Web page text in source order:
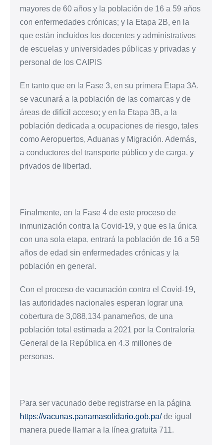
mayores de 60 años y la población de 16 a 59 años
con enfermedades crónicas; y la Etapa 2B, en la
que están incluidos los docentes y administrativos
de escuelas y universidades públicas y privadas y
personal de los CAIPIS
En tanto que en la Fase 3, en su primera Etapa 3A,
se vacunará a la población de las comarcas y de
áreas de difícil acceso; y en la Etapa 3B, a la
población dedicada a ocupaciones de riesgo, tales
como Aeropuertos, Aduanas y Migración. Además,
a conductores del transporte público y de carga, y
privados de libertad.
Finalmente, en la Fase 4 de este proceso de
inmunización contra la Covid-19, y que es la única
con una sola etapa, entrará la población de 16 a 59
años de edad sin enfermedades crónicas y la
población en general.
Con el proceso de vacunación contra el Covid-19,
las autoridades nacionales esperan lograr una
cobertura de 3,088,134 panameños, de una
población total estimada a 2021 por la Contraloría
General de la República en 4.3 millones de
personas.
Para ser vacunado debe registrarse en la página
https://vacunas.panamasolidario.gob.pa/de igual
manera puede llamar a la línea gratuita 711.